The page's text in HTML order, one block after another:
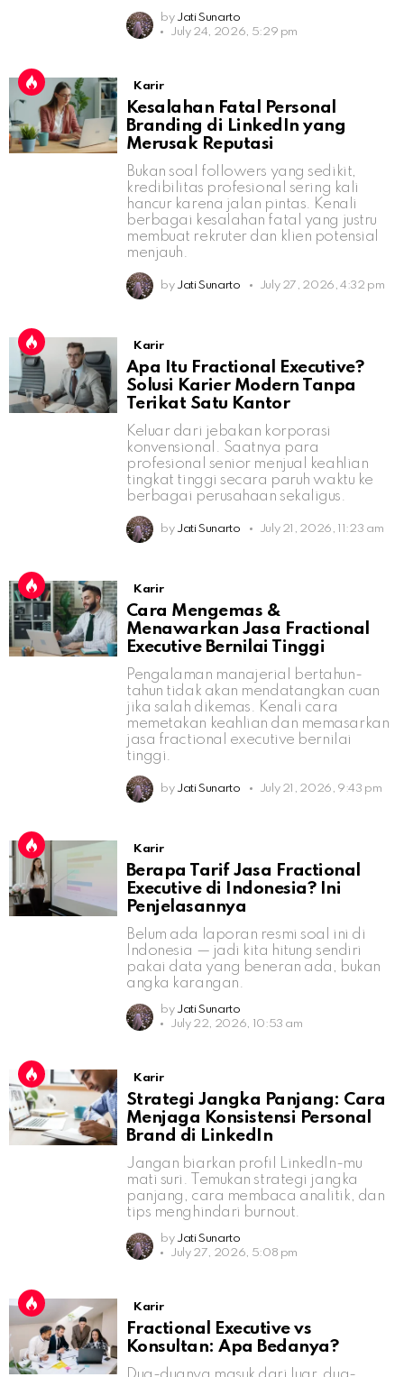
by Jati Sunarto
July 24, 2026, 5:29 pm
Karir
Kesalahan Fatal Personal
Branding di LinkedIn yang
Merusak Reputasi
Bukan soal followers yang sedikit,
kredibilitas profesional sering kali
hancur karena jalan pintas. Kenali
berbagai kesalahan fatal yang justru
membuat rekruter dan klien potensial
menjauh.
by Jati Sunarto July 27, 2026, 4:32 pm
Karir
Apa Itu Fractional Executive?
Solusi Karier Modern Tanpa
Terikat Satu Kantor
Keluar dari jebakan korporasi
konvensional. Saatnya para
profesional senior menjual keahlian
tingkat tinggi secara paruh waktu ke
berbagai perusahaan sekaligus.
by Jati Sunarto July 21, 2026, 11:23 am
Karir
Cara Mengemas &
Menawarkan Jasa Fractional
Executive Bernilai Tinggi
Pengalaman manajerial bertahun-
tahun tidak akan mendatangkan cuan
jika salah dikemas. Kenali cara
memetakan keahlian dan memasarkan
jasa fractional executive bernilai
tinggi.
by Jati Sunarto July 21, 2026, 9:43 pm
Karir
Berapa Tarif Jasa Fractional
Executive di Indonesia? Ini
Penjelasannya
Belum ada laporan resmi soal ini di
Indonesia — jadi kita hitung sendiri
pakai data yang beneran ada, bukan
angka karangan.
by Jati Sunarto
July 22, 2026, 10:53 am
Karir
Strategi Jangka Panjang: Cara
Menjaga Konsistensi Personal
Brand di LinkedIn
Jangan biarkan profil LinkedIn-mu
mati suri. Temukan strategi jangka
panjang, cara membaca analitik, dan
tips menghindari burnout.
by Jati Sunarto
July 27, 2026, 5:08 pm
Karir
Fractional Executive vs
Konsultan: Apa Bedanya?